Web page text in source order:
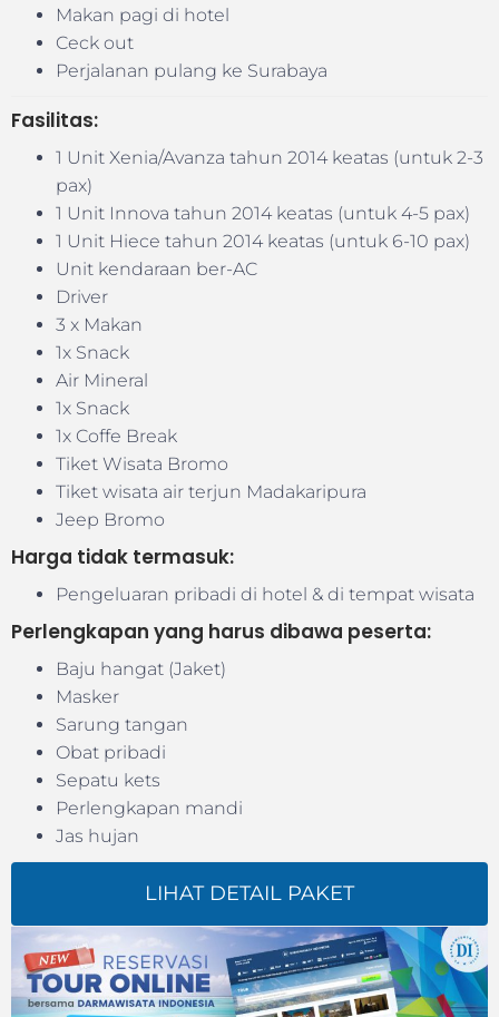
Makan pagi di hotel
Ceck out
Perjalanan pulang ke Surabaya
Fasilitas:
1 Unit Xenia/Avanza tahun 2014 keatas (untuk 2-3
pax)
1 Unit Innova tahun 2014 keatas (untuk 4-5 pax)
1 Unit Hiece tahun 2014 keatas (untuk 6-10 pax)
Unit kendaraan ber-AC
Driver
3 x Makan
1x Snack
Air Mineral
1x Snack
1x Coffe Break
Tiket Wisata Bromo
Tiket wisata air terjun Madakaripura
Jeep Bromo
Harga tidak termasuk:
Pengeluaran pribadi di hotel & di tempat wisata
Perlengkapan yang harus dibawa peserta:
Baju hangat (Jaket)
Masker
Sarung tangan
Obat pribadi
Sepatu kets
Perlengkapan mandi
Jas hujan
LIHAT DETAIL PAKET